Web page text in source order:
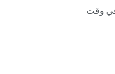
في وقت